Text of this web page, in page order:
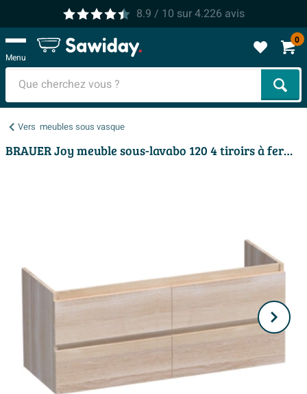
8.9 / 10 sur4.226 avis
Menu
0
Vers meubles sous vasque
BRAUER Joy meuble sous-lavabo 120 4 tiroirs à fermeture douce - sans poignée - 2 découpes pour siphon - chêne massif - chêne à lamelles blanc